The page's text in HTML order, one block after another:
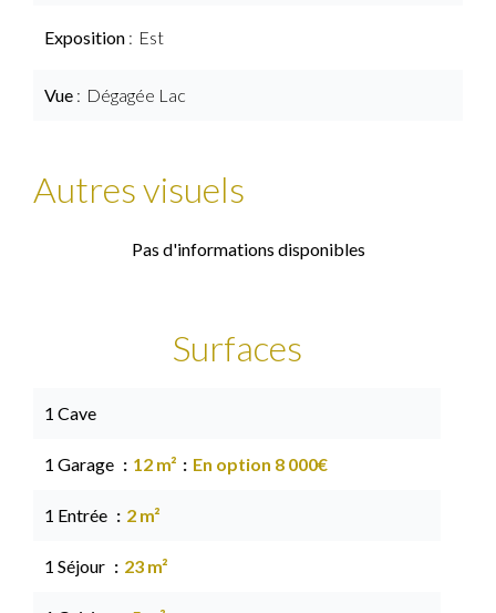
Exposition Est
Vue Dégagée Lac
Autres visuels
Pas d'informations disponibles
Surfaces
1 Cave
1 Garage 12 m² En option 8 000€
1 Entrée 2 m²
1 Séjour 23 m²